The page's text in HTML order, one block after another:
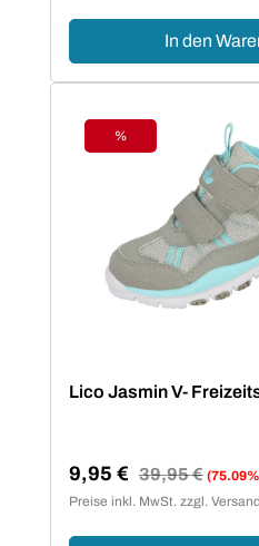
In den
Rabatt
%
Lico Jasmin V-
Verkaufspreis:
9,95 € Regulärer Preis:
39,95 €
Preise inkl. MwSt. zzgl.